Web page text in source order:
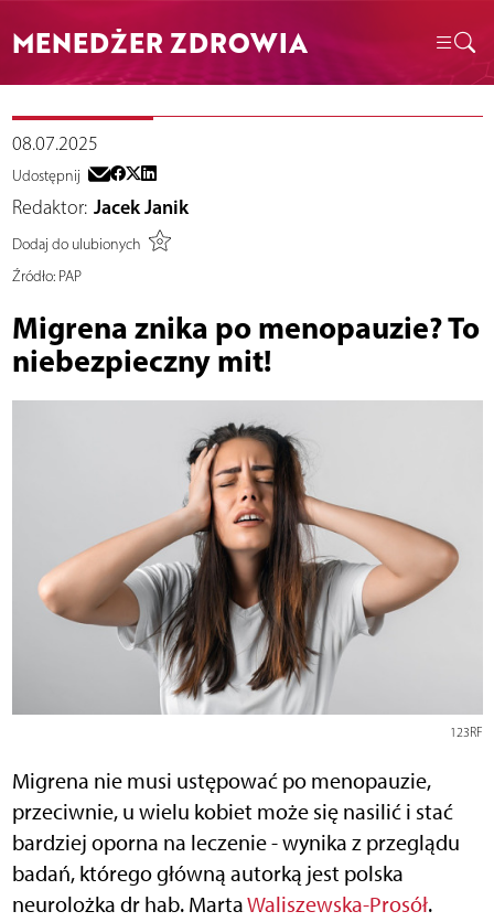
MENEDŻER ZDROWIA
08.07.2025
Udostępnij
Redaktor: Jacek Janik
Dodaj do ulubionych
Źródło:PAP
Migrena znika po menopauzie? To
niebezpieczny mit!
123RF
Migrena nie musi ustępować po menopauzie,
przeciwnie, u wielu kobiet może się nasilić i stać
bardziej oporna na leczenie - wynika z przeglądu
badań, którego główną autorką jest polska
neurolożka dr hab. MartaWaliszewska-Prosół.